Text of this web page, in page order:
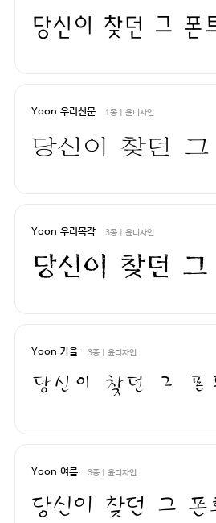
Yoon 우리신문 1종 | 윤디자인
Yoon 우리목각 3종 | 윤디자인
Yoon 가을 3종 | 윤디자인
Yoon 여름 3종 | 윤디자인